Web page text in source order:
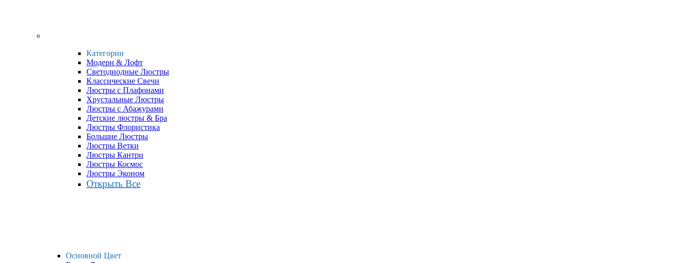
Категории
Модерн & Лофт
Светодиодные Люстры
Классические Свечи
Люстры с Плафонами
Хрустальные Люстры
Люстры с Абажурами
Детские люстры & Бра
Люстры Флористика
Большие Люстры
Люстры Ветки
Люстры Кантри
Люстры Космос
Люстры Эконом
Открыть Все
Основной Цвет